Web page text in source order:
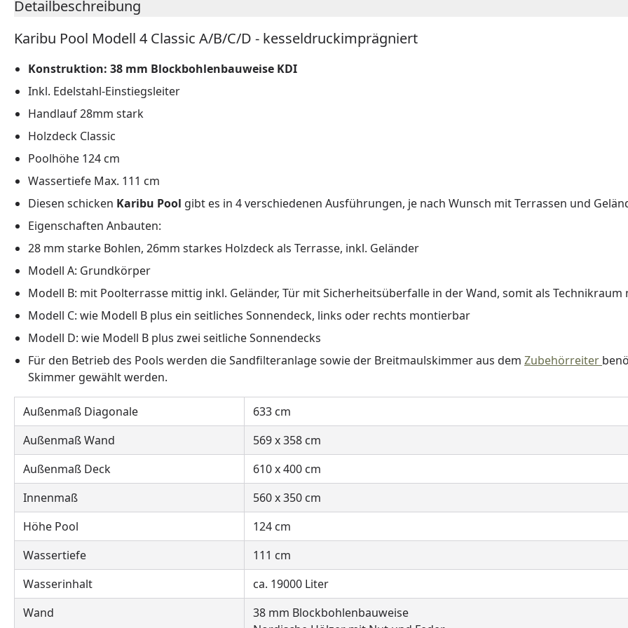
Detailbeschreibung
Karibu Pool Modell 4 Classic A/B/C/D - kesseldruckimprägniert
Konstruktion: 38 mm Blockbohlenbauweise KDI
Inkl. Edelstahl-Einstiegsleiter
Handlauf 28mm stark
Holzdeck Classic
Poolhöhe 124 cm
Wassertiefe Max. 111 cm
Diesen schicken Karibu Pool gibt es in 4 verschiedenen Ausführungen, je nach Wunsch mit Terrassen und
Eigenschaften Anbauten:
28 mm starke Bohlen, 26mm starkes Holzdeck als Terrasse, inkl. Geländer
Modell A: Grundkörper
Modell B: mit Poolterrasse mittig inkl. Geländer, Tür mit Sicherheitsüberfalle in der Wand, somit als Technikraum
Modell C: wie Modell B plus ein seitliches Sonnendeck, links oder rechts montierbar
Modell D: wie Modell B plus zwei seitliche Sonnendecks
Für den Betrieb des Pools werden die Sandfilteranlage sowie der Breitmaulskimmer aus dem Zubehörreiter
Skimmer gewählt werden.
Außenmaß Diagonale
633 cm
Außenmaß Wand
569 x 358 cm
Außenmaß Deck
610 x 400 cm
Innenmaß
560 x 350 cm
Höhe Pool
124 cm
Wassertiefe
111 cm
Wasserinhalt
ca. 19000 Liter
Wand
38 mm Blockbohlenbauweise